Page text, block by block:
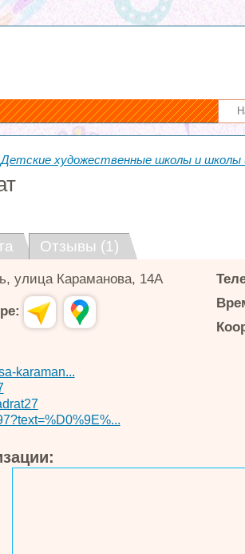
Детские художественные школы и школы
Отзывы (1)
, улица Караманова, 14А
karaman...